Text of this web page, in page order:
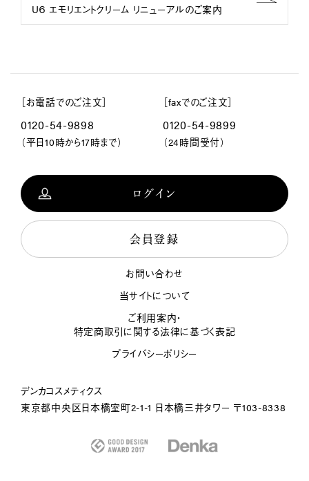
U６ エモリエントクリーム リニューアルのご案内
［お電話でのご注文］
0120-54-9898
（平日10時から17時まで）
［faxでのご注文］
0120-54-9899
（24時間受付）
ログイン
会員登録
お問い合わせ
当サイトについて
ご利用案内・
特定商取引に関する法律に基づく表記
プライバシーポリシー
デンカコスメティクス
東京都中央区日本橋室町2-1-1 日本橋三井タワー 〒103-8338